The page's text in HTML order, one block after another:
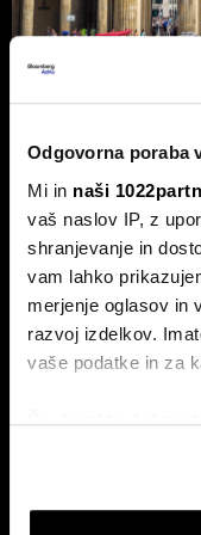
Odgovorna poraba
Mi in naši
vaš naslov IP, z
shranjevanje in
vam lahko
merjenje oglasov in
razvoj izdelkov.
vaše podatke in za
Če dovolite, želimo
Zbirati
Identificirati
AfD in potop
'slovenski
Septembra v Saški-
Predpomorjanski
Merzeve vlade.